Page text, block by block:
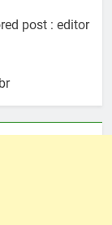
post : editor